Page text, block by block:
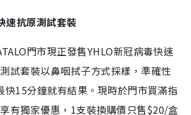
速抗原測試套裝
門市現正發售YHLO新冠病毒快速
試套裝以鼻咽拭子方式採樣，準確性
快15分鐘就有結果。現時於門市買滿指
有獨家優惠，1支裝換購價只售$20/盒